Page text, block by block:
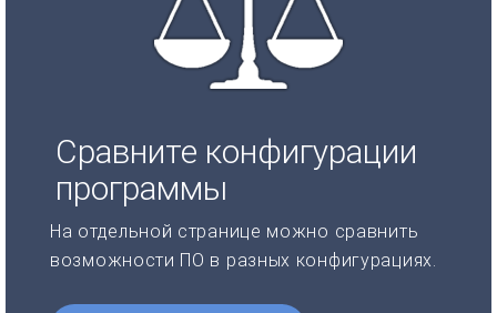
Сравните конфигурации
программы
На отдельной странице можно сравнить
возможности ПО в разных конфигурациях.